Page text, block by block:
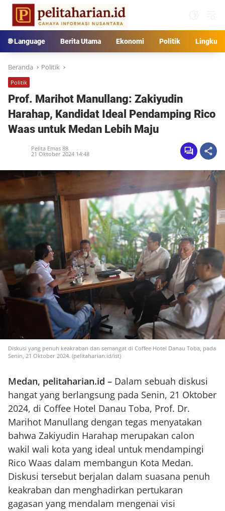
Langsung
konten
🌐 Language Berita Utama Ekonomi Politik
Beranda Politik
Politik
Prof. Marihot Manullang: Zakiyudin
Harahap, Kandidat Ideal Pendamping Rico
Waas untuk Medan Lebih Maju
Pelita Emas 88
21 Oktober 2024 14:48
Diskusi yang penuh keakraban dan semangat di Coffee Hotel Danau Toba, pada
Senin, 21 Oktober 2024. (pelitaharian.id/ist)
Medan, pelitaharian.id – Dalam sebuah diskusi
hangat yang berlangsung pada Senin, 21 Oktober
2024, di Coffee Hotel Danau Toba, Prof. Dr.
Marihot Manullang dengan tegas menyatakan
bahwa Zakiyudin Harahap merupakan calon
wakil wali kota yang ideal untuk mendampingi
Rico Waas dalam membangun Kota Medan.
Diskusi tersebut berjalan dalam suasana penuh
keakraban dan menghadirkan pertukaran
gagasan yang mendalam mengenai visi